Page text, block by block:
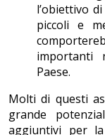
l’obiettivo
piccoli e
importanti
Paese.
Molti di questi
grande
aggiuntivi per